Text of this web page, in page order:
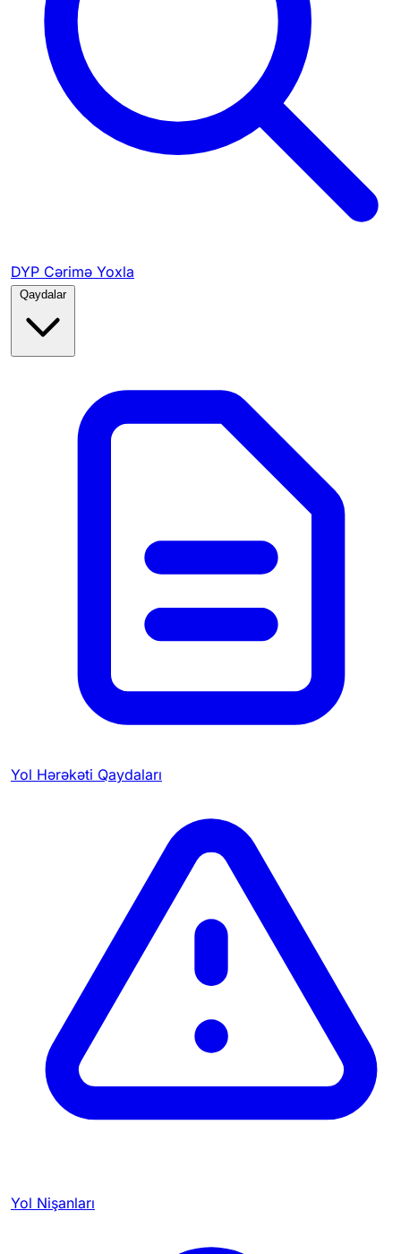
DYP Cərimə Yoxla
Qaydalar
Yol Hərəkəti Qaydaları
Yol Nişanları